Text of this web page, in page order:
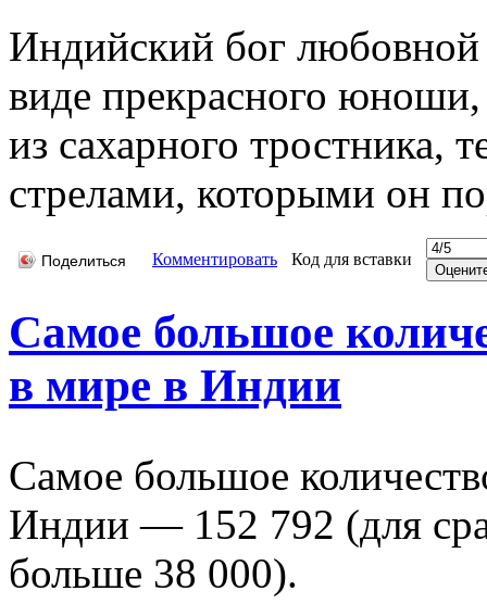
Индийский бог любовной
виде прекрасного
из сахарного тростника,
стрелами, которыми он
Поделиться Комментировать Код для вставки
Самое большое
в мире в Индии
Самое большое
Индии — 152 792 (для
больше 38 000).